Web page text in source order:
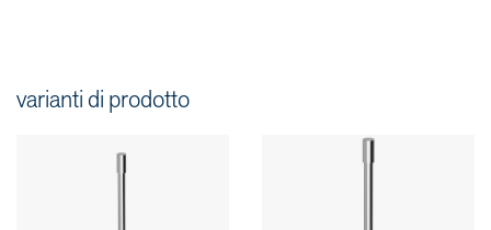
varianti di prodotto